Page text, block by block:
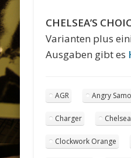
CHELSEA’S
Varianten plus
Ausgaben gibt es
AGR Angry
Charger
Clockwork Orange